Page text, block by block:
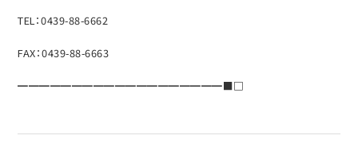
TEL：0439-88-6662
FAX：0439-88-6663
━━━━━━━━━━━━━━━━━━━■□